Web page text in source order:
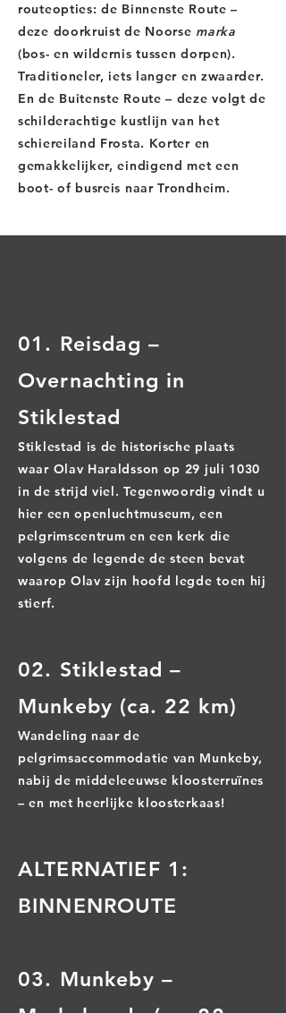
routeopties: de Binnenste Route –
deze doorkruist de Noorse marka
(bos- en wildernis tussen dorpen).
Traditioneler, iets langer en zwaarder.
En de Buitenste Route – deze volgt de
schilderachtige kustlijn van het
schiereiland Frosta. Korter en
gemakkelijker, eindigend met een
boot- of busreis naar Trondheim.
01. Reisdag –
Overnachting in
Stiklestad
Stiklestad is de historische plaats
waar Olav Haraldsson op 29 juli 1030
in de strijd viel. Tegenwoordig vindt u
hier een openluchtmuseum, een
pelgrimscentrum en een kerk die
volgens de legende de steen bevat
waarop Olav zijn hoofd legde toen hij
stierf.
02. Stiklestad –
Munkeby (ca. 22 km)
Wandeling naar de
pelgrimsaccommodatie van Munkeby,
nabij de middeleeuwse kloosterruïnes
– en met heerlijke kloosterkaas!
ALTERNATIEF 1:
BINNENROUTE
03. Munkeby –